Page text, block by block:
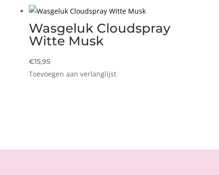
Wasgeluk Cloudspray
Witte Musk
€15,95
Toevoegen aan verlanglijst